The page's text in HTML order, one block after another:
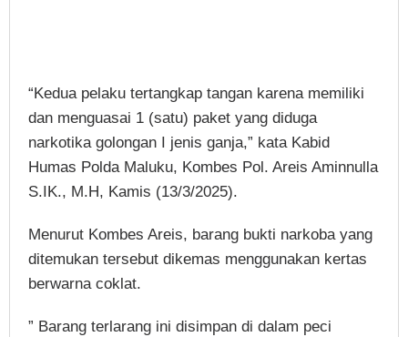
“Kedua pelaku tertangkap tangan karena memiliki
dan menguasai 1 (satu) paket yang diduga
narkotika golongan I jenis ganja,” kata Kabid
Humas Polda Maluku, Kombes Pol. Areis Aminnulla
S.IK., M.H, Kamis (13/3/2025).
Menurut Kombes Areis, barang bukti narkoba yang
ditemukan tersebut dikemas menggunakan kertas
berwarna coklat.
” Barang terlarang ini disimpan di dalam peci